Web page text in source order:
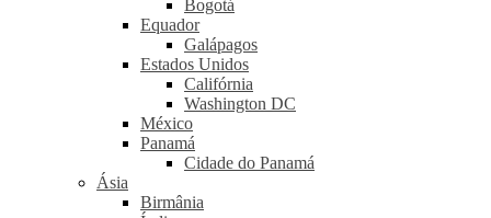
Bogotá
Equador
Galápagos
Estados Unidos
Califórnia
Washington DC
México
Panamá
Cidade do Panamá
Ásia
Birmânia